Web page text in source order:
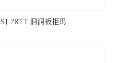
SJ-28TT 洞洞板拒馬